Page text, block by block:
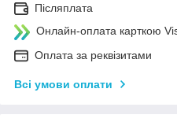
Післяплата
Онлайн-оплата карткою
Оплата за реквізитами
Всі умови оплати